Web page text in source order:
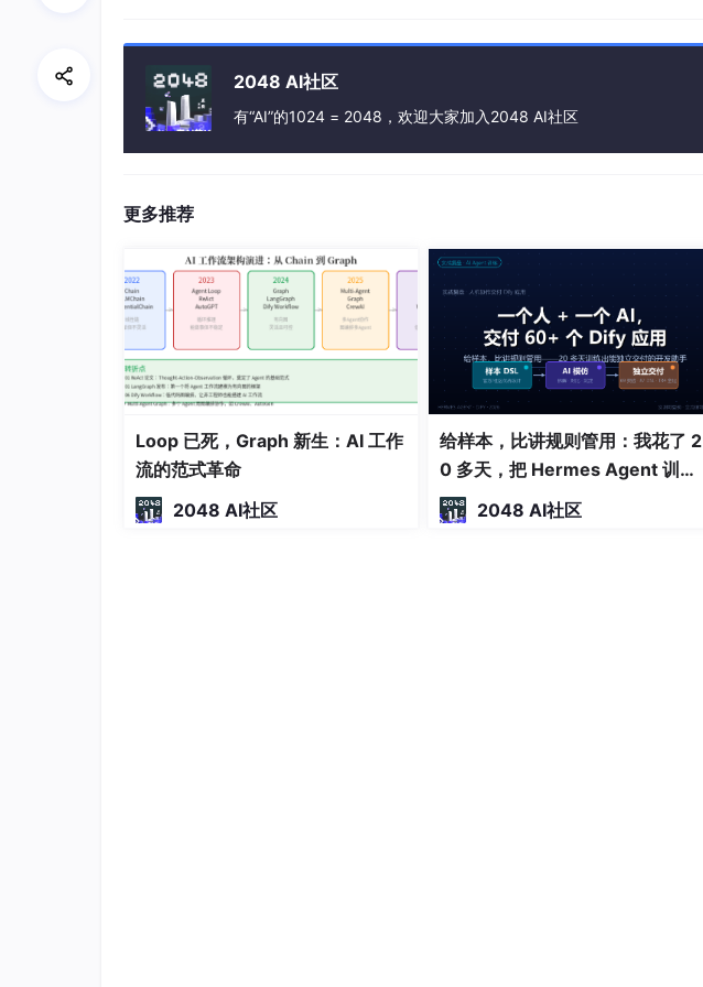
2048 AI社区
有“AI”的1024 = 2048，欢迎大家加入2048 AI社区
更多推荐
Loop 已死，Graph 新生：AI 工作
流的范式革命
2048 AI社区
给样本，比讲规则管用：我花了 2
0 多天，把 Hermes Agent 训练
成能独立交付的 Dify 开发助手
2048 AI社区